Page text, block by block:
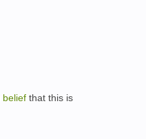
belief that this is